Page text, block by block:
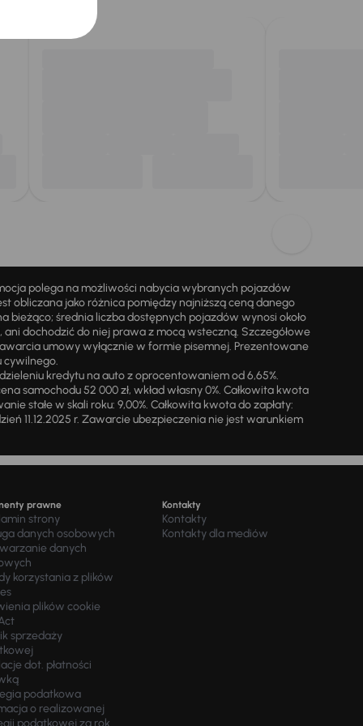
polega na możliwości nabycia wybranych pojazdów
obliczana jako różnica pomiędzy najniższą ceną danego
bieżąco; średnia liczba dostępnych pojazdów wynosi około
dochodzić do niej prawa z mocą wsteczną. Szczegółowe
umowy wyłącznie w formie pisemnej. Prezentowane
cywilnego.
kredytu na auto z oprocentowaniem od 6,65%.
samochodu 52 000 zł, wkład własny 0%. Całkowita kwota
stałe w skali roku: 9,00%. Całkowita kwota do zapłaty:
11.12.2025 r. Zawarcie ubezpieczenia nie jest warunkiem
prawne
strony
danych osobowych
danych
korzystania z plików
plików cookie
sprzedaży
dot. płatności
podatkowa
o realizowanej
podatkowej za rok
Kontakty
Kontakty
Kontakty dla mediów